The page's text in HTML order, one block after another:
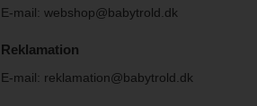
E-mail: webshop@babytrold.dk
Reklamation
E-mail: reklamation@babytrold.dk